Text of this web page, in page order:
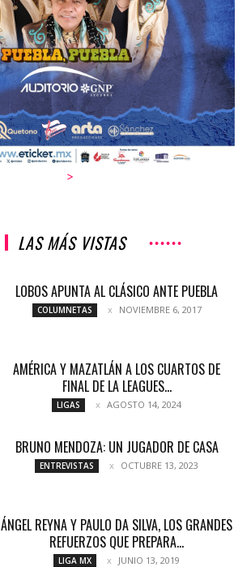
>
LAS MÁS VISTAS
LOBOS APUNTA AL CLÁSICO ANTE PUEBLA
COLUMNETAS NOVIEMBRE 6, 2017
AMÉRICA Y MAZATLÁN A LOS CUARTOS DE
FINAL DE LA LEAGUES...
LIGAS AGOSTO 14, 2024
BRUNO MENDOZA: UN JUGADOR DE CASA
ENTREVISTAS OCTUBRE 13, 2023
ÁNGEL REYNA Y PAULO DA SILVA, LOS GRANDES
REFUERZOS QUE PREPARA...
LIGA MX JUNIO 13, 2019